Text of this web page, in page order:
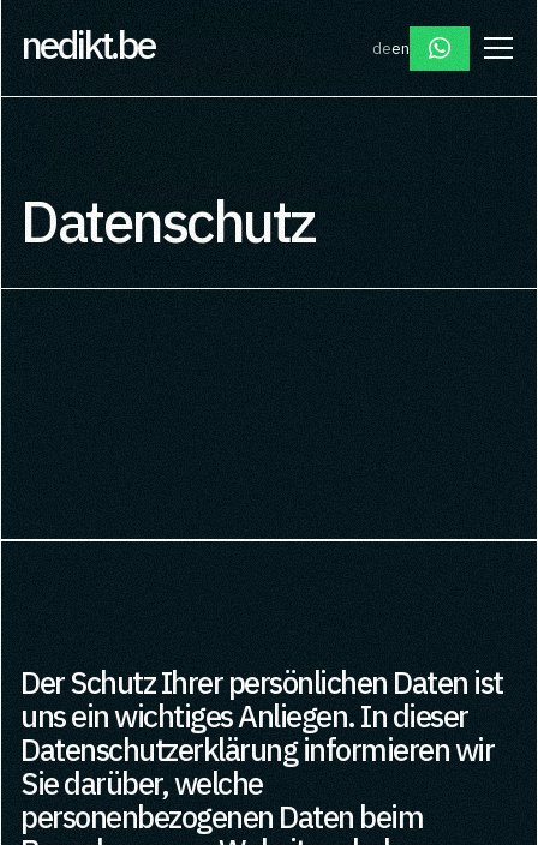
nedikt deen
Datenschutz
Der Schutz Ihrer persönlichen Daten ist
uns ein wichtiges Anliegen. In dieser
Datenschutzerklärung informieren wir
Sie darüber, welche
personenbezogenen Daten beim